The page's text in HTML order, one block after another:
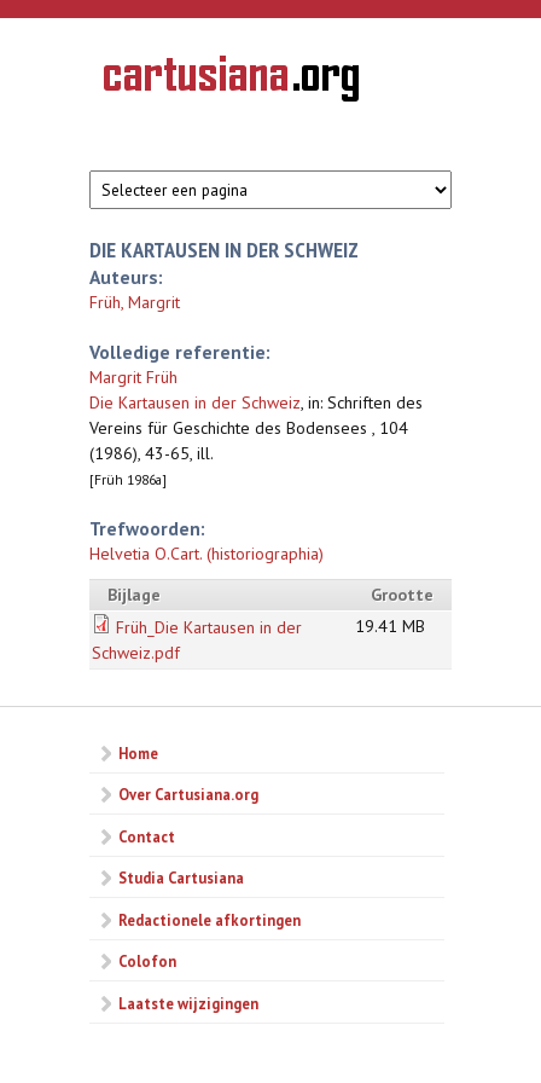
Overslaan en naar de inhoud gaan
CARTUSIANA
Geschiedenis
van de
DIE KARTAUSEN IN DER SCHWEIZ
Auteurs:
Früh, Margrit
Volledige referentie:
Margrit Früh
Die Kartausen in der Schweiz, in: Schriften des
Vereins für Geschichte des Bodensees , 104
(1986), 43-65, ill.
[Früh 1986a]
Trefwoorden:
Helvetia O.Cart. (historiographia)
Bijlage
Grootte
Früh_Die Kartausen in der
Schweiz.pdf
19.41 MB
Home
Over Cartusiana.org
Contact
Studia Cartusiana
Redactionele afkortingen
Colofon
Laatste wijzigingen